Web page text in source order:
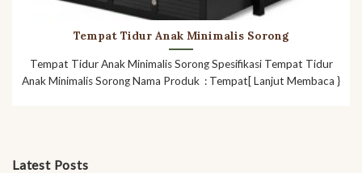
Latest Posts
Tempat Tidur Anak Minimalis Sorong
Tempat Tidur Anak Minimalis Sorong Spesifikasi Tempat Tidur
Anak Minimalis Sorong Nama Produk : Tempat[ Lanjut Membaca }